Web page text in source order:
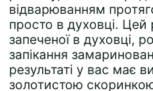
відварюванням
просто в духовці. Цей
запеченої в духовці,
запікання
результаті у вас має
золотистою